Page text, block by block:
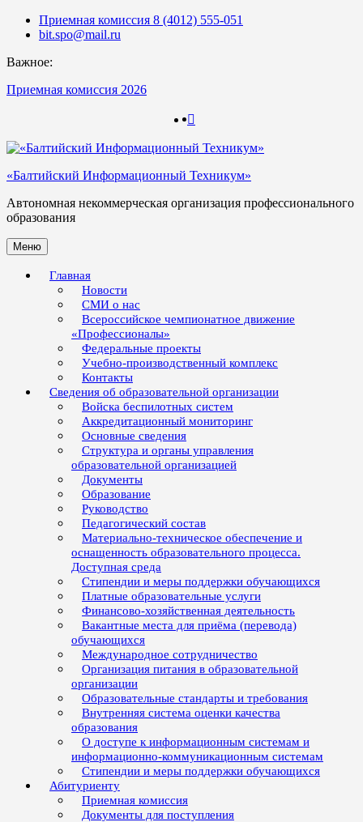
Skip
Приемная комиссия 8 (4012) 555-051
bit.spo@mail.ru
Важное:
Приемная комиссия 2026
«Балтийский Информационный Техникум»
Автономная некоммерческая организация профессионального
образования
Меню
Главная
Новости
СМИ о нас
Всероссийское чемпионатное движение
«Профессионалы»
Федеральные проекты
Учебно-производственный комплекс
Контакты
Сведения об образовательной организации
Войска беспилотных систем
Аккредитационный мониторинг
Основные сведения
Структура и органы управления
образовательной организацией
Документы
Образование
Руководство
Педагогический состав
Материально-техническое обеспечение и
оснащенность образовательного процесса.
Доступная среда
Стипендии и меры поддержки обучающихся
Платные образовательные услуги
Финансово-хозяйственная деятельность
Вакантные места для приёма (перевода)
обучающихся
Международное сотрудничество
Организация питания в образовательной
организации
Образовательные стандарты и требования
Внутренняя система оценки качества
образования
О доступе к информационным системам и
информационно-коммуникационным системам
Стипендии и меры поддержки обучающихся
Абитуриенту
Приемная комиссия
Документы для поступления